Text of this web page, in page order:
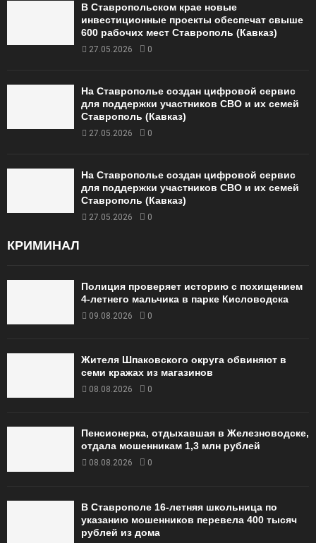
В Ставропольском крае новые
инвестиционные проекты обеспечат свыше
600 рабочих мест Ставрополь (Кавказ)
27.05.2026 0
На Ставрополье создан цифровой сервис
для поддержки участников СВО и их семей
Ставрополь (Кавказ)
27.05.2026 0
На Ставрополье создан цифровой сервис
для поддержки участников СВО и их семей
Ставрополь (Кавказ)
27.05.2026 0
КРИМИНАЛ
Полиция проверяет историю с похищением
4-летнего мальчика в парке Кисловодска
09.08.2026 0
Жителя Шпаковского округа обвиняют в
семи кражах из магазинов
08.08.2026 0
Пенсионерка, отдыхавшая в Железноводске,
отдала мошенникам 1,3 млн рублей
08.08.2026 0
В Ставрополе 16-летняя школьница по
указанию мошенников перевела 400 тысяч
рублей из дома